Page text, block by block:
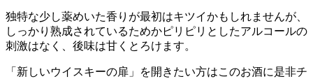
独特な少し薬めいた香りが最初はキツイかもしれませんが、
しっかり熟成されているためかピリピリとしたアルコールの
刺激はなく、後味は甘くとろけます。
「新しいウイスキーの扉」を開きたい方はこのお酒に是非チ